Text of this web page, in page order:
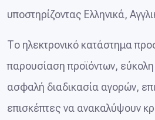
υποστηρίζοντας Ελληνικά,
Το ηλεκτρονικό κατάστημα
παρουσίαση προϊόντων,
ασφαλή διαδικασία αγορών,
επισκέπτες να ανακαλύψουν